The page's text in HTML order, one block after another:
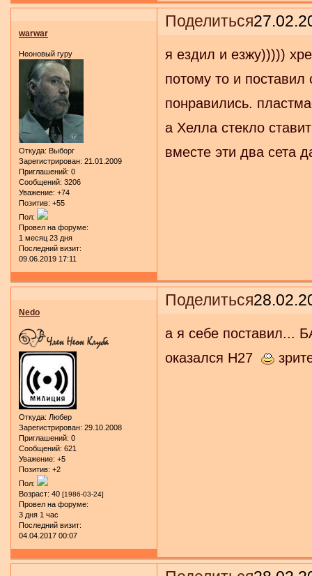
Поделиться
warwar
Неоновый гуру
Откуда: Выборг
Зарегистрирован: 21.01.2009
Приглашений: 0
Сообщений: 3206
Уважение: +74
Позитив: +55
Пол:
Провел на форуме:
1 месяц 23 дня
Последний визит:
09.06.2019 17:11
я ездил и езжу)))))
потому то и
понравились.
а Хелла стекло
вместе эти два сета
Поделиться
Nedo
Откуда: Любер
Зарегистрирован: 29.10.2008
Приглашений: 0
Сообщений: 621
Уважение: +5
Позитив: +2
Пол:
Возраст: 40 [1986-03-24]
Провел на форуме:
3 дня 1 час
Последний визит:
04.04.2017 00:07
а я себе поставил...
оказался H27